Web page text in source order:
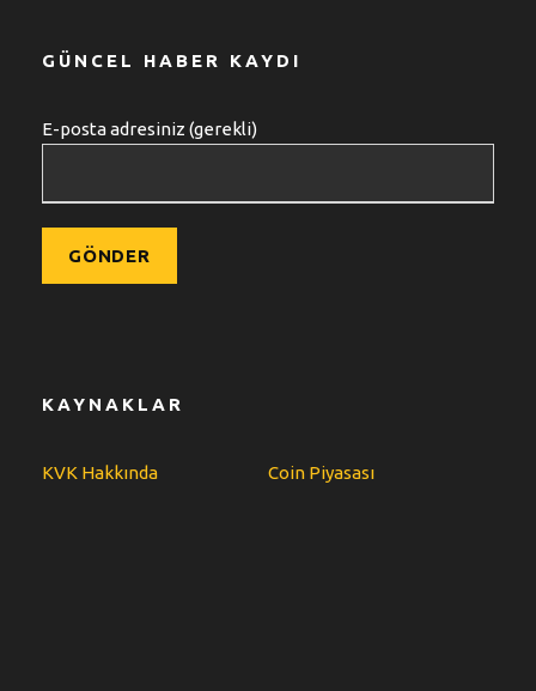
GÜNCEL HABER KAYDI
E-posta adresiniz (gerekli)
KAYNAKLAR
KVK Hakkında Coin Piyasası